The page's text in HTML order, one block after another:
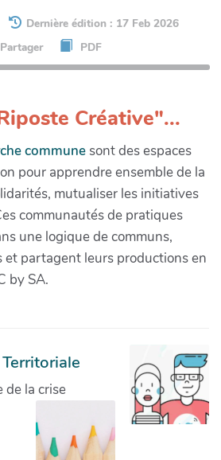
Dernière édition : 17 Feb 2026
Partager
PDF